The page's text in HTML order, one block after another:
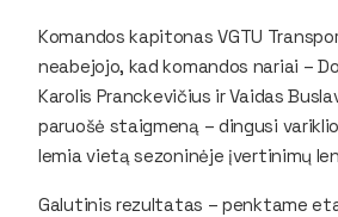
Komandos kapitonas VGTU
neabejojo, kad komandos nariai –
Karolis Pranckevičius ir Vaidas
paruošė staigmeną – dingusi
lemia vietą sezoninėje įvertinimų
Galutinis rezultatas – penktame